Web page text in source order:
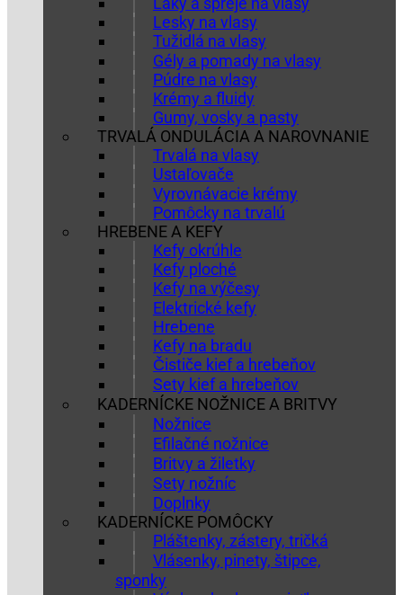
Lesky na vlasy
Tužidlá na vlasy
Gély a pomady na vlasy
Púdre na vlasy
Krémy a fluidy
Gumy, vosky a pasty
TRVALÁ ONDULÁCIA A NAROVNANIE
Trvalá na vlasy
Ustaľovače
Vyrovnávacie krémy
Pomôcky na trvalú
HREBENE A KEFY
Kefy okrúhle
Kefy ploché
Kefy na výčesy
Elektrické kefy
Hrebene
Kefy na bradu
Čističe kief a hrebeňov
Sety kief a hrebeňov
KADERNÍCKE NOŽNICE A BRITVY
Nožnice
Efilačné nožnice
Britvy a žiletky
Sety nožníc
Doplnky
KADERNÍCKE POMÔCKY
Pláštenky, zástery, tričká
Vlásenky, pinety, štipce,
sponky